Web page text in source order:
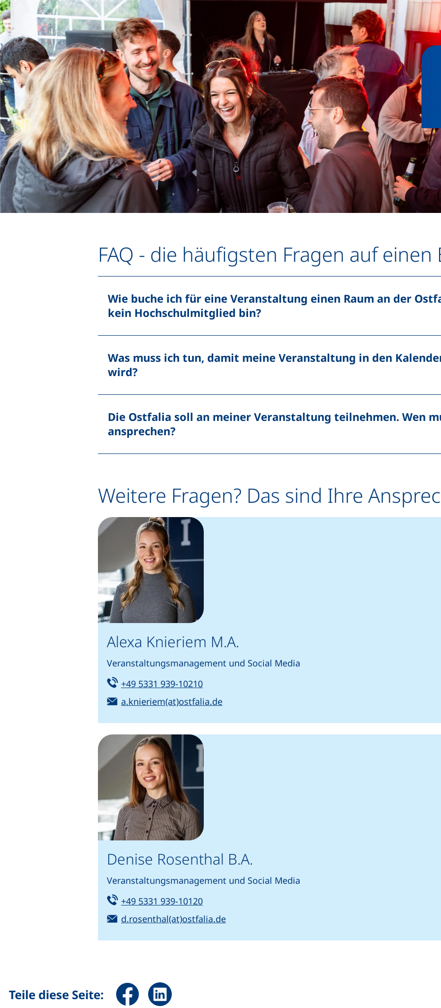
FAQ - die häufigsten Fragen auf einen
Wie buche ich für eine Veranstaltung einen Raum an der
kein Hochschulmitglied bin?
Was muss ich tun, damit meine Veranstaltung in den
wird?
Die Ostfalia soll an meiner Veranstaltung teilnehmen. Wen
ansprechen?
Weitere Fragen? Das sind Ihre
Alexa Knieriem M.A.
Veranstaltungsmanagement und Social Media
Tel:
+49 5331 939-10210(startet einen Telefonanruf, wenn Ihr Gerät dies zulässt)
E-Mail:
a.knieriem(at)ostfalia.de(öffnet Ihr E-Mail-Programm)
Denise Rosenthal B.A.
Veranstaltungsmanagement und Social Media
Tel:
+49 5331 939-10120(startet einen Telefonanruf, wenn Ihr Gerät dies zulässt)
E-Mail:
d.rosenthal(at)ostfalia.de(öffnet Ihr E-Mail-Programm)
Teile diese Seite: Seite über Facebook teilen (externer Link, öffnet neues Fenster)
Seite über LinkedIn teilen (externer Link, öffnet neues Fenster)